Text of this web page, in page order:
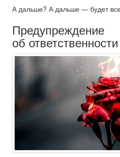
А дальше? А дальше — будет
Предупреждение
об ответственности